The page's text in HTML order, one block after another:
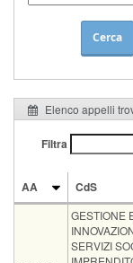
Cerca
Elenco appelli
Filtra
AA CdS
CdS
GESTIONE
SERVIZI